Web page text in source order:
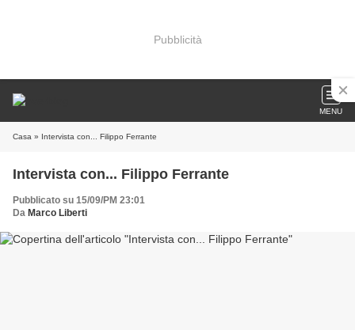
Pubblicità
MENU
Casa » Intervista con... Filippo Ferrante
Intervista con... Filippo Ferrante
Pubblicato su 15/09/PM 23:01
Da Marco Liberti